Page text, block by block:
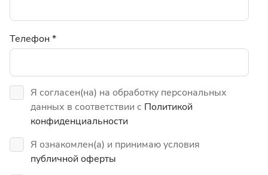
Телефон*
Я согласен(на) на обработку персональных
данных в соответствии с Политикой
конфиденциальности
Я ознакомлен(а) и принимаю условия
публичной оферты